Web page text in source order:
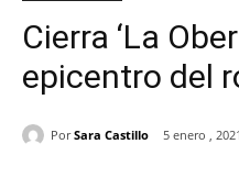
Cierra ‘La
epicentro del
Por Sara Castillo 5 enero , 2021